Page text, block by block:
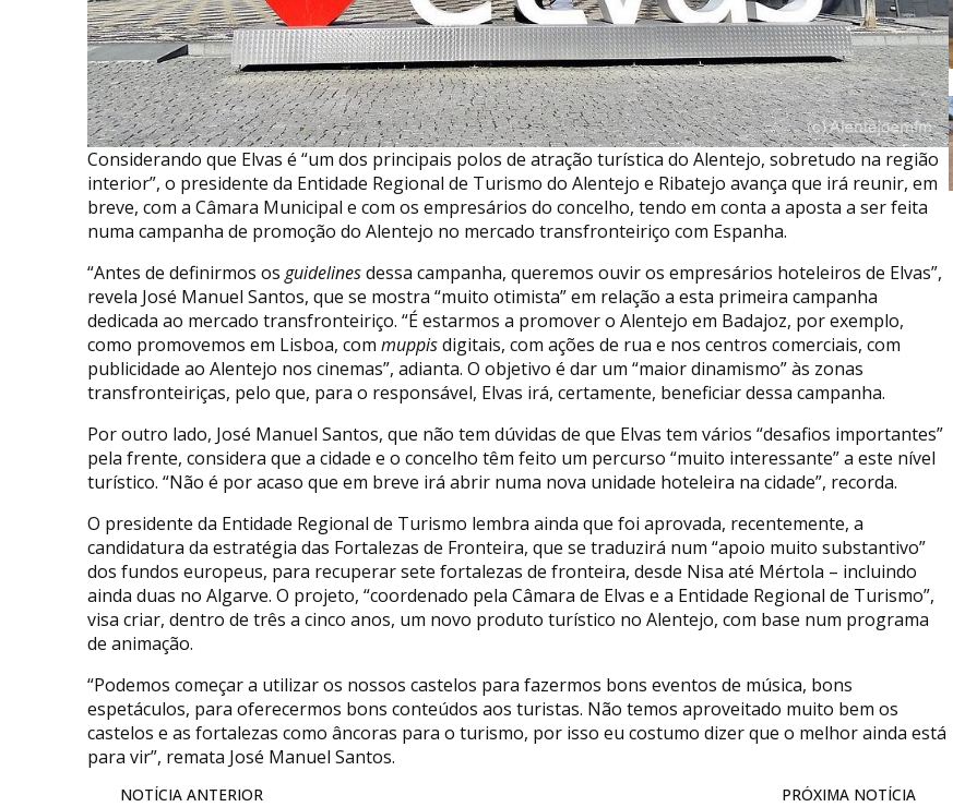
Considerando que Elvas é “um dos principais polos de atração turística do Alentejo, sobretudo na região
interior”, o presidente da Entidade Regional de Turismo do Alentejo e Ribatejo avança que irá reunir, em
breve, com a Câmara Municipal e com os empresários do concelho, tendo em conta a aposta a ser feita
numa campanha de promoção do Alentejo no mercado transfronteiriço com Espanha.
“Antes de definirmos osguidelinesdessa campanha, queremos ouvir os empresários hoteleiros de Elvas”,
revela José Manuel Santos, que se mostra “muito otimista” em relação a esta primeira campanha
dedicada ao mercado transfronteiriço. “É estarmos a promover o Alentejo em Badajoz, por exemplo,
como promovemos em Lisboa, com muppisdigitais, com ações de rua e nos centros comerciais, com
publicidade ao Alentejo nos cinemas”, adianta. O objetivo é dar um “maior dinamismo” às zonas
transfronteiriças, pelo que, para o responsável, Elvas irá, certamente, beneficiar dessa campanha.
Por outro lado, José Manuel Santos, que não tem dúvidas de que Elvas tem vários “desafios importantes”
pela frente, considera que a cidade e o concelho têm feito um percurso “muito interessante” a este nível
turístico. “Não é por acaso que em breve irá abrir numa nova unidade hoteleira na cidade”, recorda.
O presidente da Entidade Regional de Turismo lembra ainda que foi aprovada, recentemente, a
candidatura da estratégia das Fortalezas de Fronteira, que se traduzirá num “apoio muito substantivo”
dos fundos europeus, para recuperar sete fortalezas de fronteira, desde Nisa até Mértola – incluindo
ainda duas no Algarve. O projeto, “coordenado pela Câmara de Elvas e a Entidade Regional de Turismo”,
visa criar, dentro de três a cinco anos, um novo produto turístico no Alentejo, com base num programa
de animação.
“Podemos começar a utilizar os nossos castelos para fazermos bons eventos de música, bons
espetáculos, para oferecermos bons conteúdos aos turistas. Não temos aproveitado muito bem os
castelos e as fortalezas como âncoras para o turismo, por isso eu costumo dizer que o melhor ainda está
para vir”, remata José Manuel Santos.
NOTÍCIA ANTERIOR PRÓXIMA NOTÍCIA